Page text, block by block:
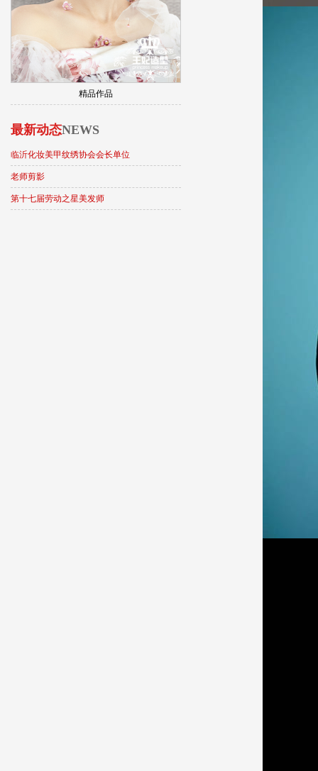
精品作品
最新动态NEWS
临沂化妆美甲纹绣协会会长单位
老师剪影
第十七届劳动之星美发师